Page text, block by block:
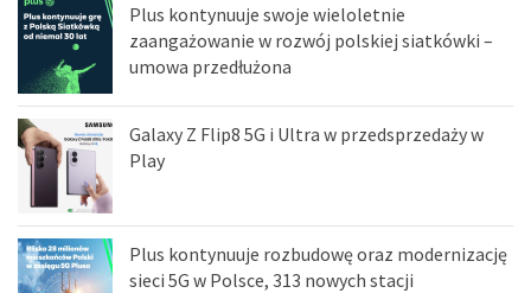
Plus kontynuuje swoje wieloletnie
zaangażowanie w rozwój polskiej siatkówki –
umowa przedłużona
Galaxy Z Flip8 5G i Ultra w przedsprzedaży w
Play
Plus kontynuuje rozbudowę oraz modernizację
sieci 5G w Polsce, 313 nowych stacji